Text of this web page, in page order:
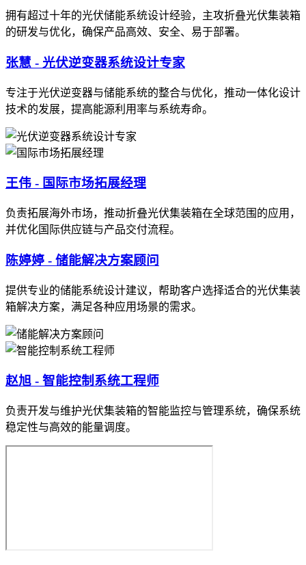
拥有超过十年的光伏储能系统设计经验，主攻折叠光伏集装箱
的研发与优化，确保产品高效、安全、易于部署。
张慧 - 光伏逆变器系统设计专家
专注于光伏逆变器与储能系统的整合与优化，推动一体化设计
技术的发展，提高能源利用率与系统寿命。
王伟 - 国际市场拓展经理
负责拓展海外市场，推动折叠光伏集装箱在全球范围的应用，
并优化国际供应链与产品交付流程。
陈婷婷 - 储能解决方案顾问
提供专业的储能系统设计建议，帮助客户选择适合的光伏集装
箱解决方案，满足各种应用场景的需求。
赵旭 - 智能控制系统工程师
负责开发与维护光伏集装箱的智能监控与管理系统，确保系统
稳定性与高效的能量调度。